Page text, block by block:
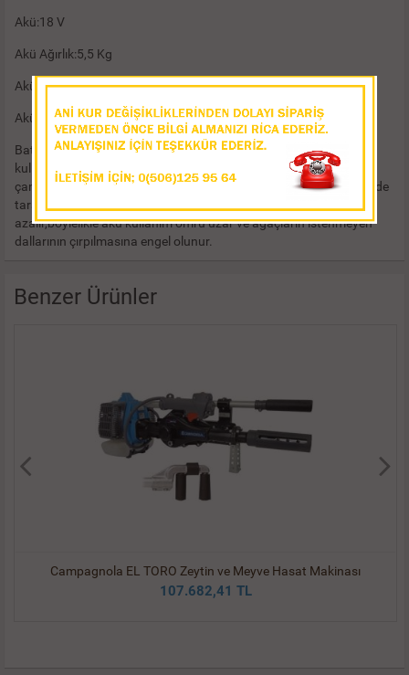
Akü:18 V
Akü Ağırlık:5,5 Kg
Akü Şarj Süresi:9 Saat
Akü Akım Gücü:40A/Sa
Bataryalar eğimli ve düzgün olmayan tarla yüzeylerinde bile
kullanıcıya tam hareket serbestliği sunan, konforlu ve pratik sırt
çantası içinde taşımaktadır.Dallar arasında yükten geri çekildiğinde
tarak hareketi yavaşlamaktadır.Bu özelliği ile güç sarfiyatı
azalır,böylelikle akü kullanım ömrü uzar ve ağaçların istenmeyen
dallarının çırpılmasına engel olunur.
Benzer Ürünler
Campagnola EL TORO Zeytin ve Meyve Hasat Makinası
107.682,41 TL